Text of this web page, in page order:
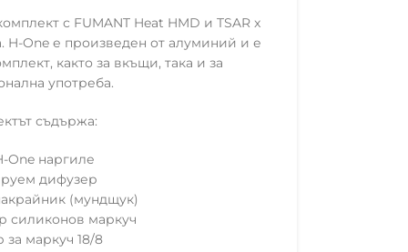
с FUMANT Heat HMD и TSAR x
H-One е произведен от алуминий и е
както за вкъщи, така и за
употреба.
съдържа:
One наргиле
дифузер
(мундщук)
силиконов маркуч
за маркуч 18/8